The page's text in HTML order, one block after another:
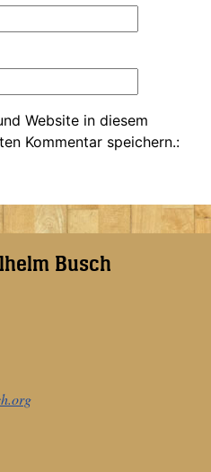
Website in diesem
Kommentar speichern.
Busch